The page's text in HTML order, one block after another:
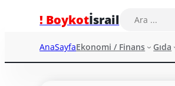
! Boykotİsrail
AnaSayfaEkonomi / Finans Gıda